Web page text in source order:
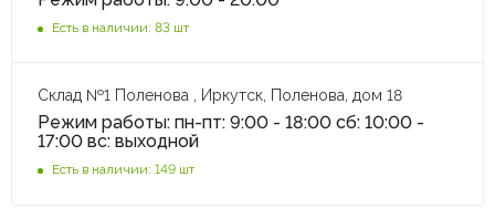
Есть в наличии: 83 шт
Склад №1 Поленова , Иркутск, Поленова, дом 18
Режим работы: пн-пт: 9:00 - 18:00 сб: 10:00 -
17:00 вс: выходной
Есть в наличии: 149 шт